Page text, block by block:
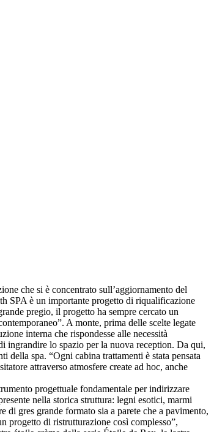
che si è concentrato sull’aggiornamento del
SPA è un importante progetto di riqualificazione
pregio, il progetto ha sempre cercato un
A monte, prima delle scelte legate
interna che rispondesse alle necessità
ingrandire lo spazio per la nuova reception. Da qui,
spa. “Ogni cabina trattamenti è stata pensata
attraverso atmosfere create ad hoc, anche
progettuale fondamentale per indirizzare
nella storica struttura: legni esotici, marmi
gres grande formato sia a parete che a pavimento,
progetto di ristrutturazione così complesso”,